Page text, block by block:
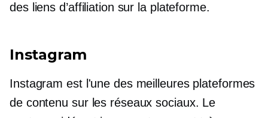
des liens d’affiliation sur la plateforme.
Instagram
Instagram est l'une des meilleures plateformes
de contenu sur les réseaux sociaux. Le